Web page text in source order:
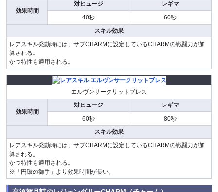
効果時間
対ヒュージ
レギマ
40秒
60秒
スキル効果
レアスキル発動時には、サブCHARMに設定しているCHARMの戦闘力が加
算される。
かつ特性も適用される。
エルヴンサークリットブレス
効果時間
対ヒュージ
レギマ
60秒
80秒
スキル効果
レアスキル発動時には、サブCHARMに設定しているCHARMの戦闘力が加
算される。
かつ特性も適用される。
※「円環の御手」より効果時間が長い。